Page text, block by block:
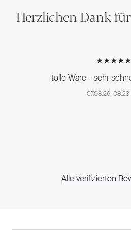
Herzlichen Dank
★★★★★
tolle Ware - sehr
07.08.26, 08:23
Alle verifizierten